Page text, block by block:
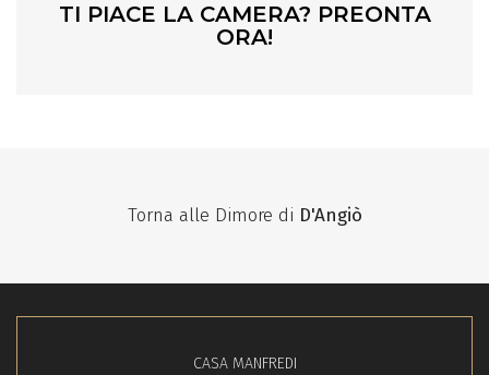
TI PIACE LA CAMERA? PREONTA
ORA!
Torna alle Dimore di D'Angiò
CASA MANFREDI